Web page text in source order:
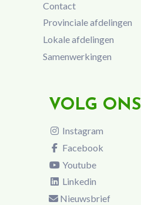
Contact
Provinciale afdelingen
Lokale afdelingen
Samenwerkingen
VOLG ONS
Instagram
Facebook
Youtube
Linkedin
Nieuwsbrief